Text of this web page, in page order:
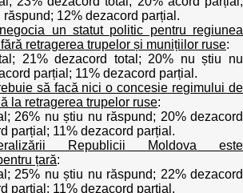
răspund; 12% dezacord parțial.
un statut politic pentru regiunea
retragerea trupelor și munițiilor ruse:
21% dezacord total; 20% nu știu nu
parțial; 11% dezacord parțial.
să facă nici o concesie regimului de
la retragerea trupelor ruse:
26% nu știu nu răspund; 20% dezacord
parțial; 11% dezacord parțial.
Republicii Moldova este
țară:
25% nu știu nu răspund; 22% dezacord
parțial; 11% dezacord parțial.